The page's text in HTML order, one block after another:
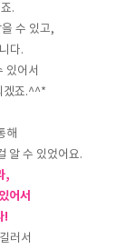
.
수 있고,
다.
있어서
겠죠.^^*
해
알 수 있었어요.
,
어서
!
러서